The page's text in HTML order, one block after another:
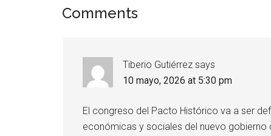
Comments
Tiberio Gutiérrez says
10 mayo, 2026 at 5:30 pm
El congreso del Pacto Histórico va a ser
económicas y sociales del nuevo